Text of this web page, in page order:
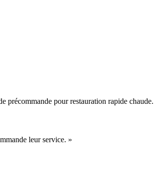
précommande pour restauration rapide chaude.
leur service. »